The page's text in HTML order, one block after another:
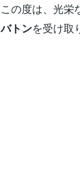
この度は、光栄
バトンを受け取